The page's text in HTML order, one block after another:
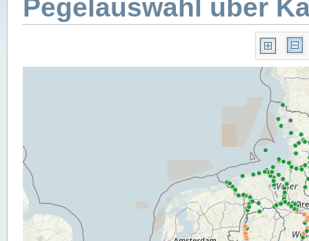
Pegelauswahl über